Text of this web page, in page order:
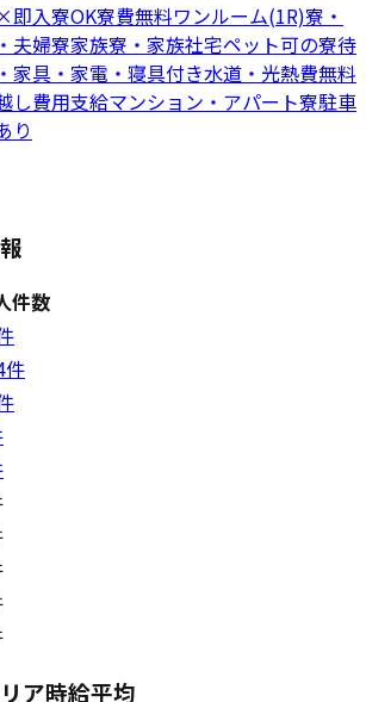
即入寮OK寮費無料ワンルーム(1R)寮・
夫婦寮家族寮・家族社宅ペット可の寮待
家具・家電・寝具付き水道・光熱費無料
し費用支給マンション・アパート寮駐車
り
件数
件
ア時給平均